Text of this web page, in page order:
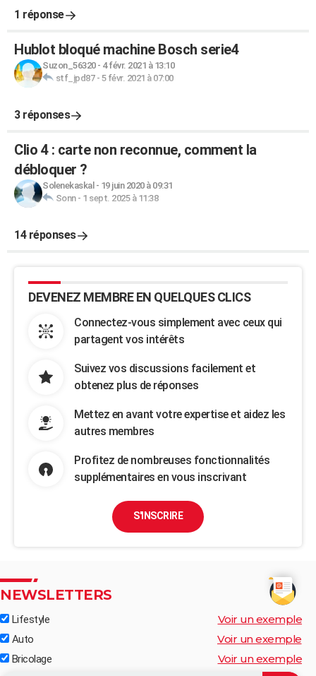
1 réponse
Hublot bloqué machine Bosch serie4
Suzon_56320- 4 févr. 2021 à 13:10
stf_jpd87- 5 févr. 2021 à 07:00
3 réponses
Clio 4 : carte non reconnue, comment la
débloquer ?
Solenekaskal - 19 juin 2020 à 09:31
Sonn- 1 sept. 2025 à 11:38
14 réponses
DEVENEZ MEMBRE EN QUELQUES CLICS
Connectez-vous simplement avec ceux qui
partagent vos intérêts
Suivez vos discussions facilement et
obtenez plus de réponses
Mettez en avant votre expertise et aidez les
autres membres
Profitez de nombreuses fonctionnalités
supplémentaires en vous inscrivant
S'INSCRIRE
NEWSLETTERS
Lifestyle Voir un exemple
Auto Voir un exemple
Bricolage Voir un exemple